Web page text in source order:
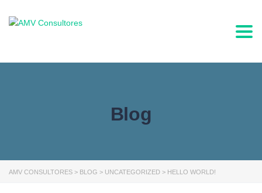
Blog
AMV CONSULTORES > BLOG > UNCATEGORIZED > HELLO WORLD!